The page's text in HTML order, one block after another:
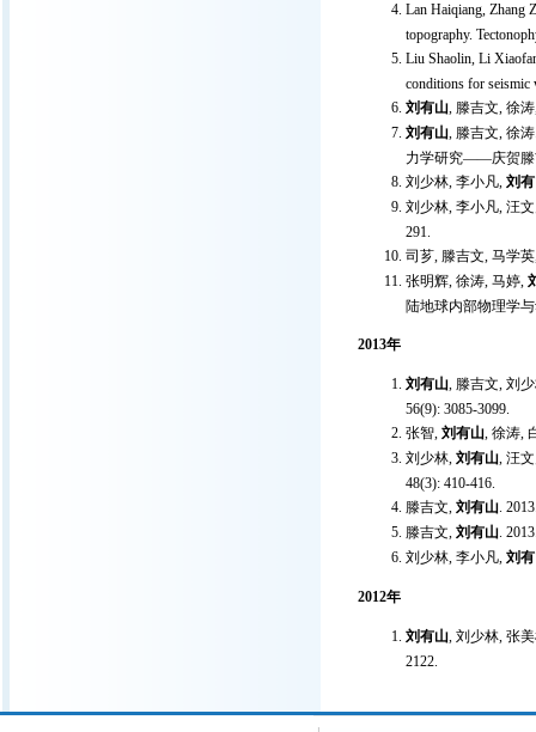
Lan Haiqiang, Zhang
topography.
Liu Shaolin, Li
conditions for seismic
刘有山, 滕吉文, 徐
刘有山, 滕吉文, 徐
力学研究——庆贺滕
刘少林, 李小凡, 刘
刘少林, 李小凡, 汪
291.
司芗, 滕吉文, 马学
张明辉, 徐涛, 马婷,
陆地球内部物理学
2013年
刘有山, 滕吉文, 刘
56(9): 3085-3099.
张智, 刘有山, 徐涛,
刘少林, 刘有山, 汪
48(3): 410-416.
滕吉文, 刘有山.
滕吉文, 刘有山.
刘少林, 李小凡, 刘
2012年
刘有山, 刘少林, 张
2122.